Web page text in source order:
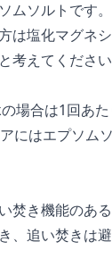
ムソルトです
は塩化マグネ
えてください
場合は1回あ
にはエプソム
焚き機能のあ
、追い焚きは